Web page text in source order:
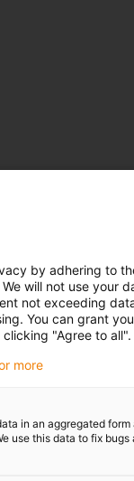
by adhering to
We will not use your
not exceeding
You can grant
"Agree to all".
more
in an aggregated
use this data to fix